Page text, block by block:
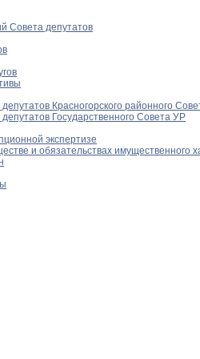
Совета депутатов
Красногорского районного
Государственного Совета УР
экспертизе
и обязательствах имущественного